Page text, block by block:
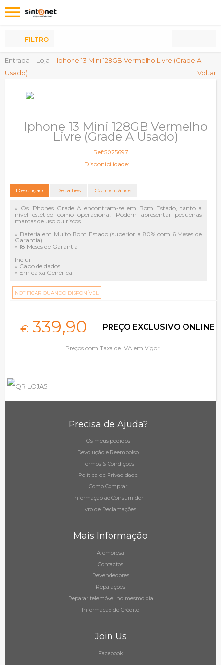
Entrada Loja
Iphone 13 Mini 128GB Vermelho Livre (Grade A
Usado)
Voltar
FILTRO
Iphone 13 Mini 128GB Vermelho
Livre (Grade A Usado)
Ref:5025697
Disponibilidade:
Descrição Detalhes Comentários
» Os iPhones Grade A encontram-se em Bom Estado, tanto a
nível estético como operacional. Podem apresentar pequenas
marcas de uso ou riscos.
» Bateria em Muito Bom Estado (superior a 80% com 6 Meses de
Garantia)
» 18 Meses de Garantia
Inclui
» Cabo de dados
» Em caixa Genérica
NOTIFICAR QUANDO DISPONÍVEL
€ 339,90 PREÇO EXCLUSIVO ONLINE
Preços com Taxa de IVA em Vigor
Precisa de Ajuda?
Os meus pedidos
Devolução e Reembolso
Termos & Condições
Política de Privacidade
Como Comprar
Informação ao Consumidor
Livro de Reclamações
Mais Informação
A empresa
Contactos
Revendedores
Reparações
Reparar telemóvel no mesmo dia
Informacao de Crédito
Join Us
Facebook